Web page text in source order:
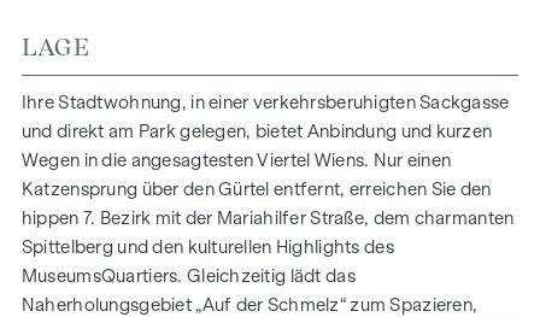
Wohnflächen von ca. 30 bis 130 m²
1- bis 4-Zimmerwohnungen
Gärten, Balkone, Loggien und Terrassen
Großzügige Raumhöhen
Tiefgaragenstellplätze | E-Mobilität
Innenhof Ruhelage
Photovoltaikanlage am Dach
Gemeinschaftsraum
LAGE
Ihre Stadtwohnung, in einer verkehrsberuhigten Sackgasse
und direkt am Park gelegen, bietet Anbindung und kurzen
Wegen in die angesagtesten Viertel Wiens. Nur einen
Katzensprung über den Gürtel entfernt, erreichen Sie den
hippen 7. Bezirk mit der Mariahilfer Straße, dem charmanten
Spittelberg und den kulturellen Highlights des
MuseumsQuartiers. Gleichzeitig lädt das
Naherholungsgebiet „Auf der Schmelz“ zum Spazieren,